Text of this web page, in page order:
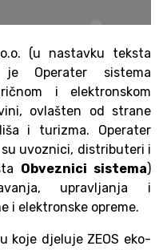
(u nastavku teksta
Operater sistema
i elektronskom
ovlašten od strane
i turizma. Operater
uvoznici, distributeri i
Obveznici sistema)
upravljanja i
i elektronske opreme.
koje djeluje ZEOS eko-